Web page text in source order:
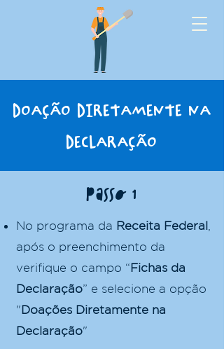
DOAÇÃO DIRETAMENTE NA
DECLARAÇÃO
Passo 1
No programa da Receita Federal
após o preenchimento da
verifique o campo “Fichas da
Declaração” e selecione a opção
"Doações Diretamente na
Declaração"